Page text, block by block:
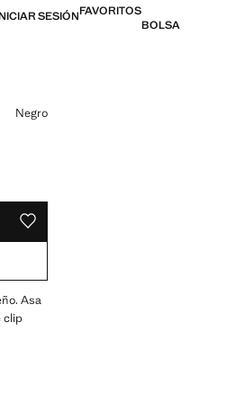
SESIÓNFAVORITOS
BOLSA
Negro
GUARDAR COMO FAVORITO
Asa
clip